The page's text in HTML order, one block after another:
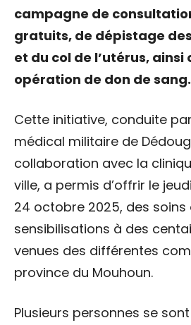
campagne de
gratuits, de dépistage
et du col de l’utérus, ainsi
opération de don de sang.
Cette initiative, conduite
médical militaire de
collaboration avec la
ville, a permis d’offrir le
24 octobre 2025, des soins
sensibilisations à des
venues des différentes
province du Mouhoun.
Plusieurs personnes se